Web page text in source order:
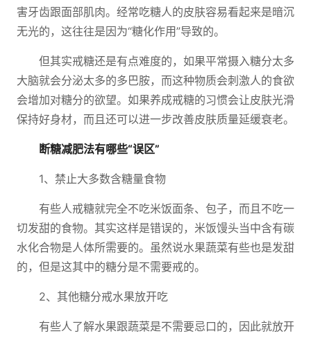
害牙齿跟面部肌肉。经常吃糖人的皮肤容易看起来是暗沉
无光的，这往往是因为“糖化作用”导致的。
但其实戒糖还是有点难度的，如果平常摄入糖分太多
大脑就会分泌太多的多巴胺，而这种物质会刺激人的食欲
会增加对糖分的欲望。如果养成戒糖的习惯会让皮肤光滑
保持好身材，而且还可以进一步改善皮肤质量延缓衰老。
断糖减肥法有哪些“误区”
1、禁止大多数含糖量食物
有些人戒糖就完全不吃米饭面条、包子，而且不吃一
切发甜的食物。其实这样是错误的，米饭馒头当中含有碳
水化合物是人体所需要的。虽然说水果蔬菜有些也是发甜
的，但是这其中的糖分是不需要戒的。
2、其他糖分戒水果放开吃
有些人了解水果跟蔬菜是不需要忌口的，因此就放开